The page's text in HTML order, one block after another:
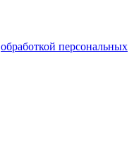
обработкой персональных